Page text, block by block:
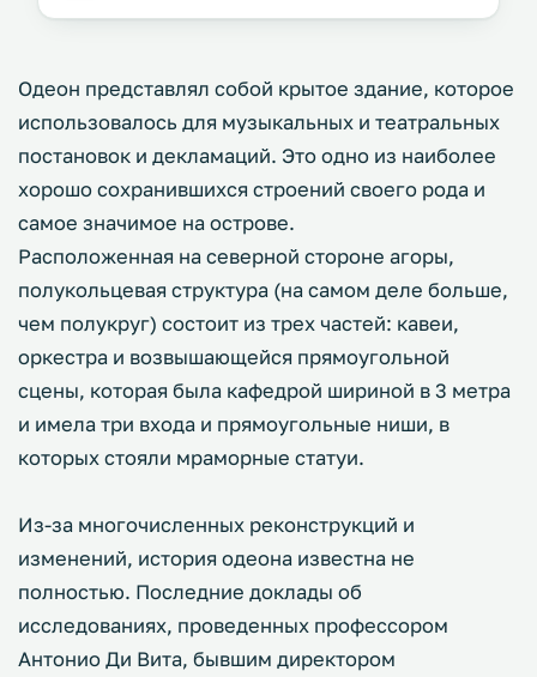
Одеон представлял собой крытое здание, которое
использовалось для музыкальных и театральных
постановок и декламаций. Это одно из наиболее
хорошо сохранившихся строений своего рода и
самое значимое на острове.
Расположенная на северной стороне агоры,
полукольцевая структура (на самом деле больше,
чем полукруг) состоит из трех частей: кавеи,
оркестра и возвышающейся прямоугольной
сцены, которая была кафедрой шириной в 3 метра
и имела три входа и прямоугольные ниши, в
которых стояли мраморные статуи.
Из-за многочисленных реконструкций и
изменений, история одеона известна не
полностью. Последние доклады об
исследованиях, проведенных профессором
Антонио Ди Вита, бывшим директором